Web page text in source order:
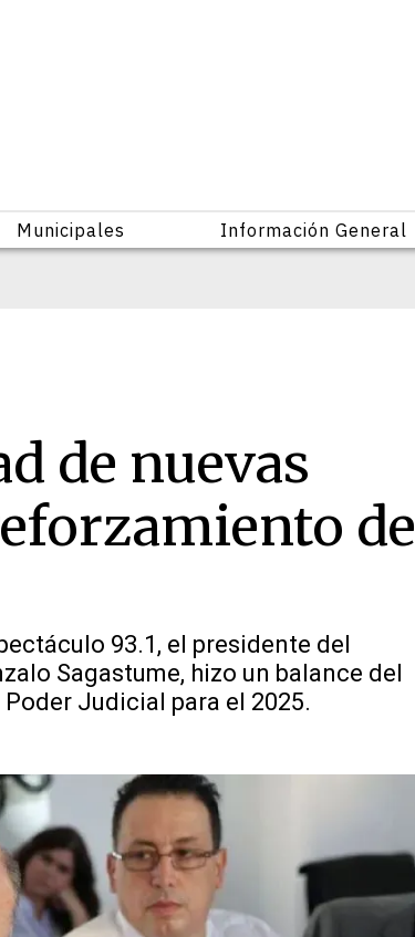
Municipales Información General
de nuevas
de
93.1, el presidente del
Sagastume, hizo un balance del
Judicial para el 2025.